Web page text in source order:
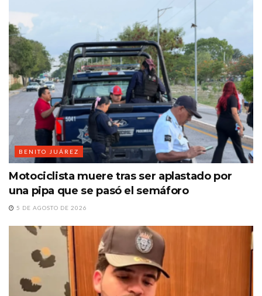
BENITO JUÁREZ
Motociclista muere tras ser aplastado por
una pipa que se pasó el semáforo
5 DE AGOSTO DE 2026